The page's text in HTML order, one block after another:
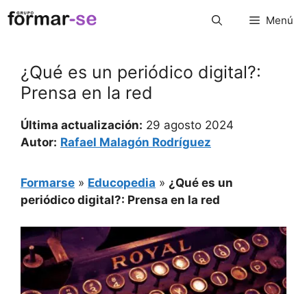
Saltar
al
Menú
¿Qué es un periódico digital?:
Prensa en la red
Última actualización: 29 agosto 2024
Autor: Rafael Malagón Rodríguez
Formarse » Educopedia » ¿Qué es un
periódico digital?: Prensa en la red